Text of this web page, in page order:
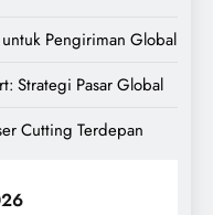
Pengiriman Global
Strategi Pasar Global
Cutting Terdepan